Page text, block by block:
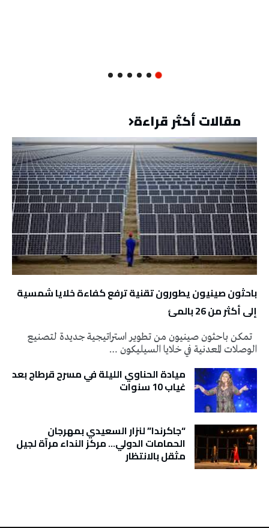
مقالات أكثر قراءة
باحثون صينيون يطورون تقنية ترفع كفاءة خلايا شمسية
إلى أكثر من 26 بالمئ
تمكن باحثون صينيون من تطوير استراتيجية جديدة لتصنيع
الوصلات المعدنية في خلايا السيليكون …
ميادة الحناوي الليلة في مسرح قرطاج بعد
غياب 10 سنوات
“جاكرندا” لنزار السعيدي بمهرجان
الحمامات الدولي… مركز النداء مرآة لجيل
مثقل بالانتظار